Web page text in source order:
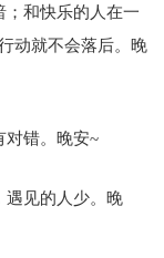
；和快乐的人在一
动就不会落后。晚
对错。晚安~
遇见的人少。晚